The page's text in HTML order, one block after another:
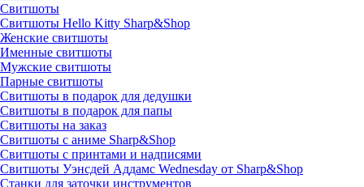
Свитшоты
Cвитшоты Hello Kitty Sharp&Shop
Женские свитшоты
Именные свитшоты
Мужские свитшоты
Парные свитшоты
Свитшоты в подарок для дедушки
Свитшоты в подарок для папы
Свитшоты на заказ
Свитшоты с аниме Sharp&Shop
Свитшоты с принтами и надписями
Свитшоты Уэнсдей Аддамс Wednesday от Sharp&Shop
Станки для заточки инструментов